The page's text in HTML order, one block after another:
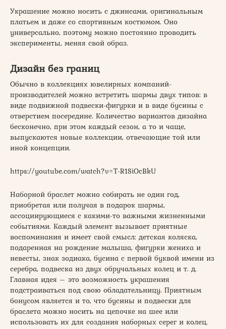
Украшение можно носить с джинсами, оригинальным
платьем и даже со спортивным костюмом. Оно
универсально, поэтому можно постоянно проводить
эксперименты, меняя свой образ.
Дизайн без границ
Обычно в коллекциях ювелирных компаний-
производителей можно встретить шармы двух типов: в
виде подвижной подвески-фигурки и в виде бусины с
отверстием посередине. Количество вариантов дизайна
бесконечно, при этом каждый сезон, а то и чаще,
выпускаются новые коллекции, отвечающие той или
иной концепции.
https://youtube.com/watch?v=T-R1SiOcBkU
Наборной браслет можно собирать не один год,
приобретая или получая в подарок шармы,
ассоциирующиеся с какими-то важными жизненными
событиями. Каждый элемент вызывает приятные
воспоминания и имеет свой смысл: детская коляска,
подаренная на рождение малыша, фигурки жениха и
невесты, знак зодиака, бусина с первой буквой имени из
серебра, подвеска из двух обручальных колец и т. д.
Главная идея – это возможность украшения
подстраиваться под свою обладательницу. Приятным
бонусом является и то, что бусины и подвески для
браслета можно носить на цепочке на шее или
использовать их для создания наборных серег и колец.